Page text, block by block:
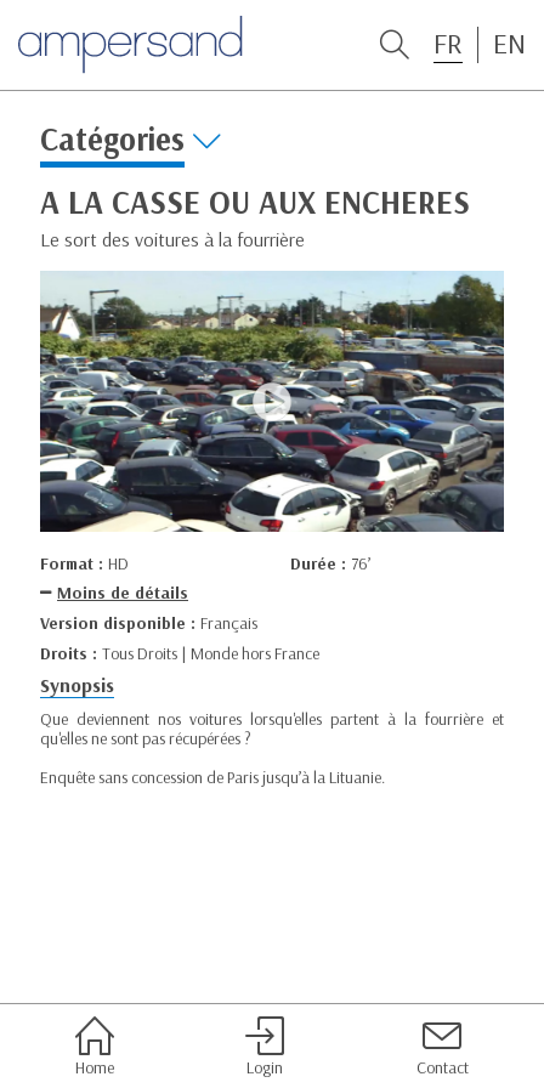
FR EN
Catégories
A LA CASSE OU AUX ENCHERES
Le sort des voitures à la fourrière
Format : HD Durée : 76’
Moins de détails
Version disponible : Français
Droits : Tous Droits | Monde hors France
Synopsis
Que deviennent nos voitures lorsqu'elles partent à la fourrière et
qu'elles ne sont pas récupérées ?
Enquête sans concession de Paris jusqu’à la Lituanie.
Home Login Contact